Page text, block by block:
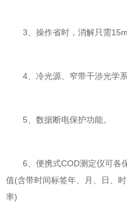
3、操作省时，消解只需
4、冷光源、窄带干涉光学系
5、数据断电保护功能。
6、便携式COD测定仪可各
值(含带时间标签年、月、日、
率)